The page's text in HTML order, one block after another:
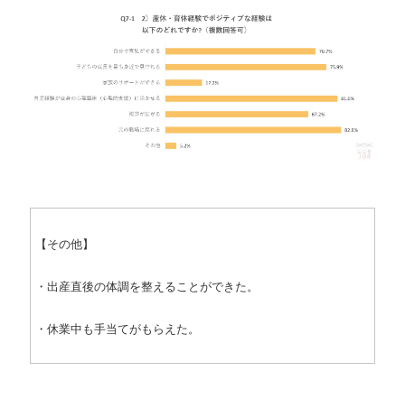
【その他】
・出産直後の体調を整えることができた。
・休業中も手当てがもらえた。